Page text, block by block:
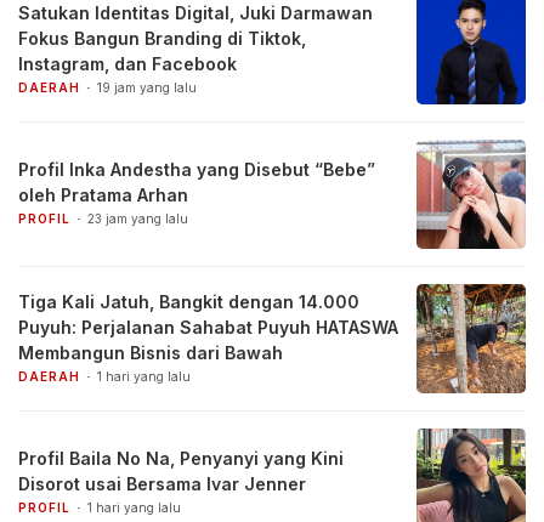
Satukan Identitas Digital, Juki Darmawan
Fokus Bangun Branding di Tiktok,
Instagram, dan Facebook
DAERAH 19 jam yang lalu
Profil Inka Andestha yang Disebut “Bebe”
oleh Pratama Arhan
PROFIL 23 jam yang lalu
Tiga Kali Jatuh, Bangkit dengan 14.000
Puyuh: Perjalanan Sahabat Puyuh HATASWA
Membangun Bisnis dari Bawah
DAERAH 1 hari yang lalu
Profil Baila No Na, Penyanyi yang Kini
Disorot usai Bersama Ivar Jenner
PROFIL 1 hari yang lalu